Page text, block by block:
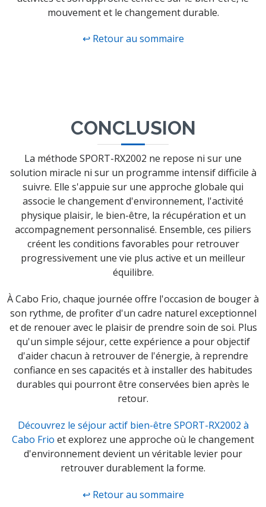
mouvement et le changement durable.
↩ Retour au sommaire
CONCLUSION
La méthode SPORT-RX2002 ne repose ni sur une
solution miracle ni sur un programme intensif difficile à
suivre. Elle s'appuie sur une approche globale qui
associe le changement d'environnement, l'activité
physique plaisir, le bien-être, la récupération et un
accompagnement personnalisé. Ensemble, ces piliers
créent les conditions favorables pour retrouver
progressivement une vie plus active et un meilleur
équilibre.
À Cabo Frio, chaque journée offre l'occasion de bouger à
son rythme, de profiter d'un cadre naturel exceptionnel
et de renouer avec le plaisir de prendre soin de soi. Plus
qu'un simple séjour, cette expérience a pour objectif
d'aider chacun à retrouver de l'énergie, à reprendre
confiance en ses capacités et à installer des habitudes
durables qui pourront être conservées bien après le
retour.
Découvrez le séjour actif bien-être SPORT-RX2002 à
Cabo Frio et explorez une approche où le changement
d'environnement devient un véritable levier pour
retrouver durablement la forme.
↩ Retour au sommaire